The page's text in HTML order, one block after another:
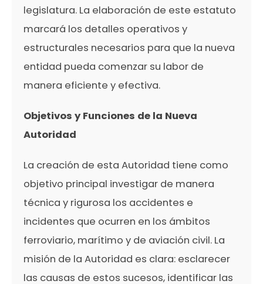
legislatura. La elaboración de este estatuto
marcará los detalles operativos y
estructurales necesarios para que la nueva
entidad pueda comenzar su labor de
manera eficiente y efectiva.
Objetivos y Funciones de la Nueva
Autoridad
La creación de esta Autoridad tiene como
objetivo principal investigar de manera
técnica y rigurosa los accidentes e
incidentes que ocurren en los ámbitos
ferroviario, marítimo y de aviación civil. La
misión de la Autoridad es clara: esclarecer
las causas de estos sucesos, identificar las